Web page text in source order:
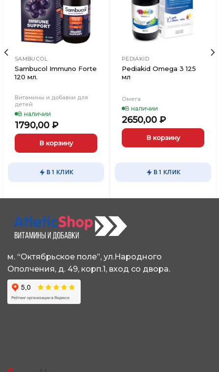
SAMBUCOL
Sambucol Immuno Forte
120 мл.
Витамины и добавки для
детей
В наличии
1790,00 ₽
В корзину
В 1 КЛИК
PEDIAKID
Pediakid Omega 3 125
мл
Омега
В наличии
2650,00 ₽
В корзину
В 1 КЛИК
м. “Октябрьское поле”, ул.Народного
Ополчения, д. 49, корп.1, вход со двора.